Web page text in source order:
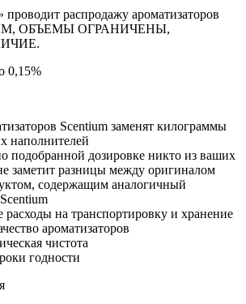
распродажу ароматизаторов
ОБЪЕМЫ ОГРАНИЧЕНЫ,
0,15%
Scentium заменят килограммы
наполнителей
подобранной дозировке никто из ваших
заметит разницы между оригиналом
содержащим аналогичный
на транспортировку и хранение
ароматизаторов
чистота
годности